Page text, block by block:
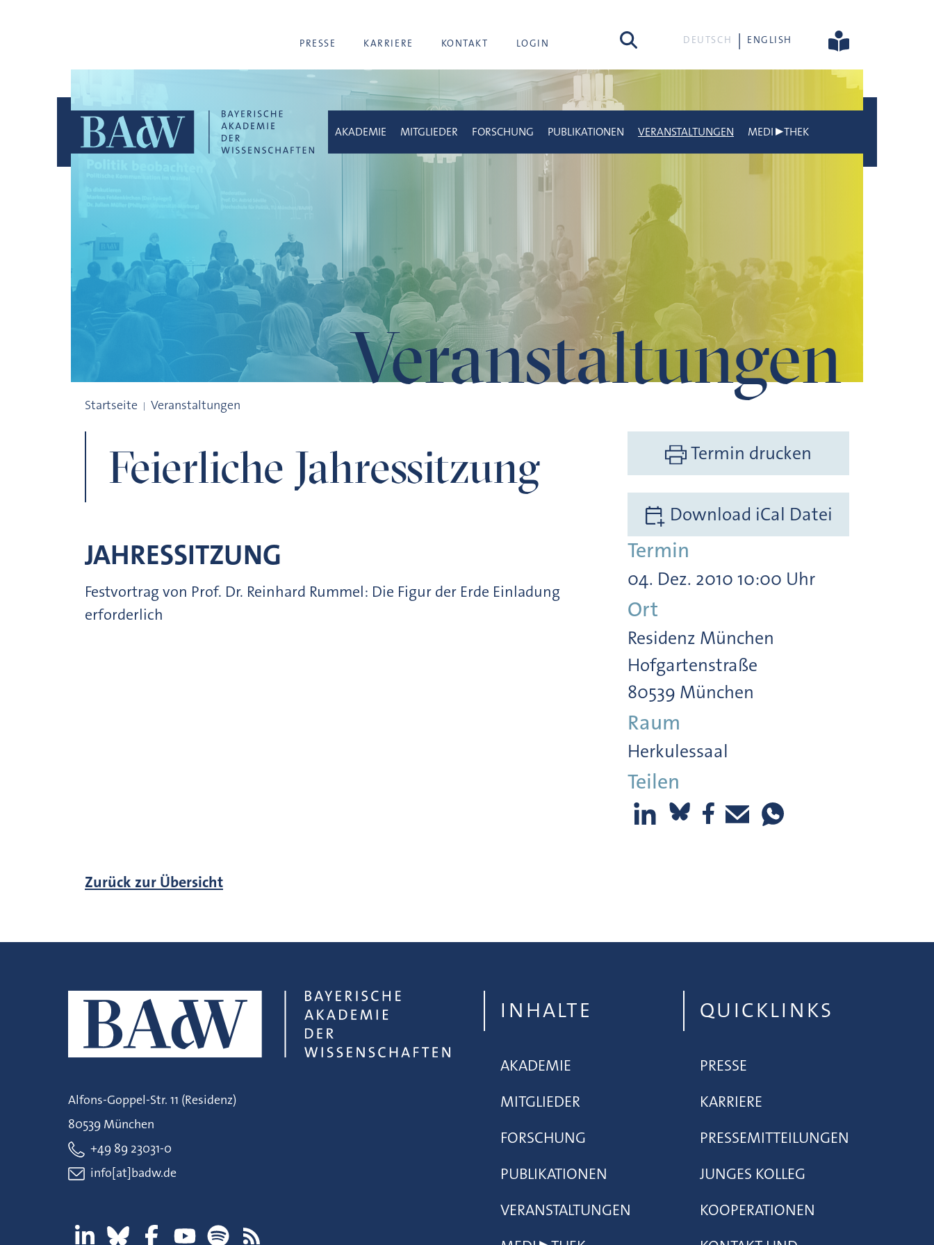
PRESSE KARRIERE KONTAKT LOGIN Suche DEUTSCH ENGLISH
Veranstaltungen
AKADEMIE MITGLIEDER FORSCHUNG PUBLIKATIONEN VERANSTALTUNGEN MEDI▶THEK
Startseite Veranstaltungen
Feierliche Jahressitzung
JAHRESSITZUNG
Festvortrag von Prof. Dr. Reinhard Rummel: Die Figur der Erde Einladung
erforderlich
Termin drucken
Download iCal Datei
Termin
04. Dez. 2010 10:00 Uhr
Ort
Residenz München
Hofgartenstraße
80539 München
Raum
Herkulessaal
Teilen
Zurück zur Übersicht
Alfons-Goppel-Str. 11 (Residenz)
80539 München
+49 89 23031-0
info[at]badw.de
INHALTE
AKADEMIE
MITGLIEDER
FORSCHUNG
PUBLIKATIONEN
VERANSTALTUNGEN
QUICKLINKS
PRESSE
KARRIERE
PRESSEMITTEILUNGEN
JUNGES KOLLEG
KOOPERATIONEN